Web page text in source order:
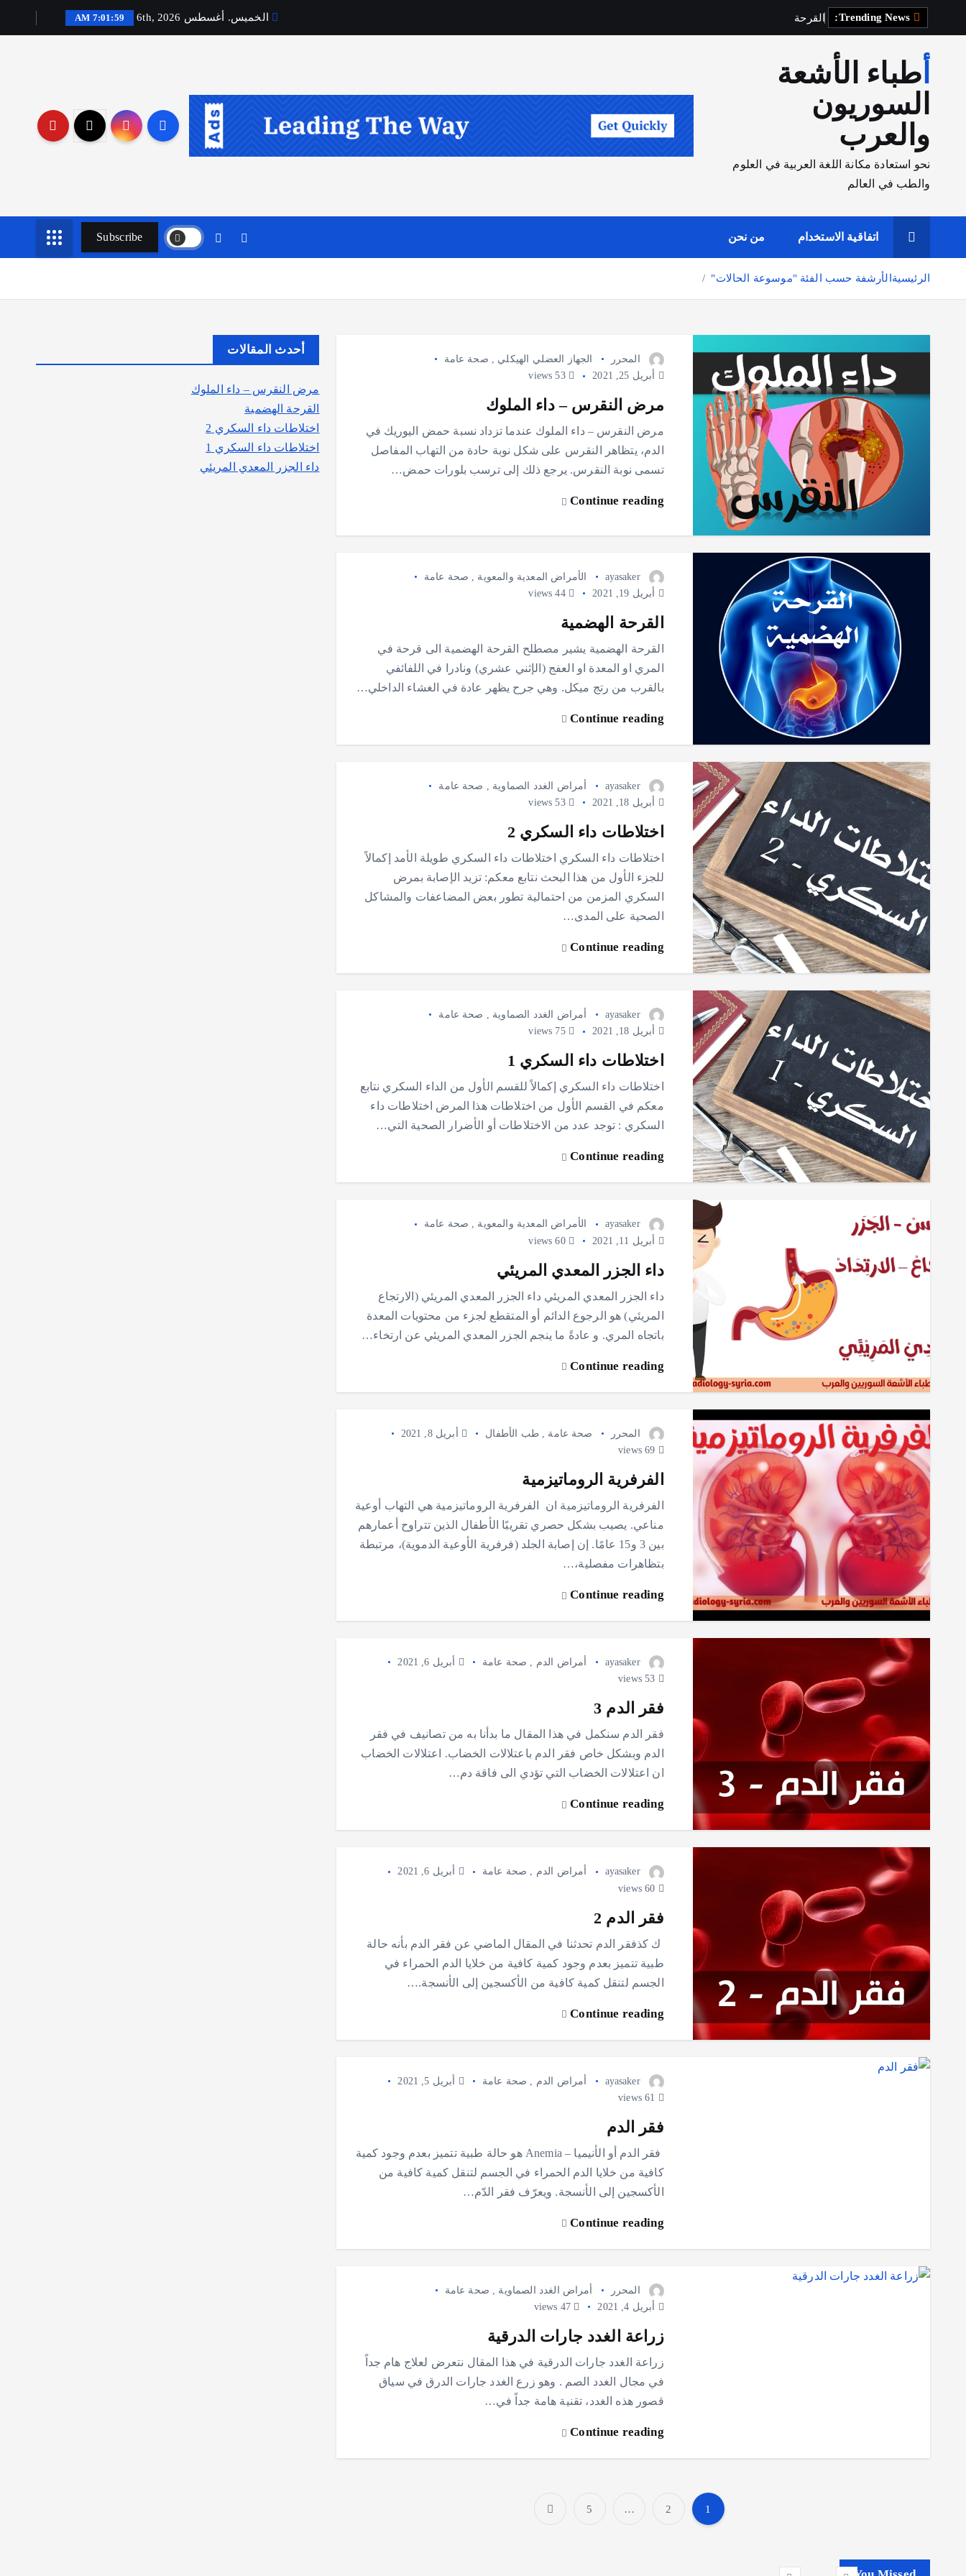
ح
و
لقر حة الخميس. أغسطس 6th, 2026 7:02:01 AM
السوريون
والعرب
نحو استعادة مكانة اللغة العربية في العلوم
والطب في العالم
اتفاقية الاستخدام من نحن Subscribe
الرئيسية الأرشفة حسب الفئة "موسوعة الحالات"
المحرر الجهاز العضلي الهيكلي , صحة عامة
أبريل 25, 2021
53 views
مرض النقرس – داء الملوك
مرض النقرس – داء الملوك عندما تزداد نسبة حمض اليوريك في
الدم، يتظاهر النقرس على شكل نوبة حادة من التهاب المفاصل
تسمى نوبة النقرس. يرجع ذلك إلى ترسب بلورات حمض…
Continue reading
ayasaker الأمراض المعدية والمعوية
صحة عامة
أبريل 19, 2021
44 views
القرحة الهضمية
القرحة الهضمية يشير مصطلح القرحة الهضمية الى قرحة في
المري او المعدة او العفج (الإثني عشري) ونادرا في اللفائفي
بالقرب من رتج ميكل. وهي جرح يظهر عادة في الغشاء الداخلي…
Continue reading
ayasaker أمراض الغدد الصماوية
صحة عامة
أبريل 18, 2021
53 views
اختلاطات داء السكري 2
اختلاطات داء السكري اختلاطات داء السكري طويلة الأمد إكمالاً
للجزء الأول من هذا البحث نتابع معكم: تزيد الإصابة بمرض
السكري المزمن من احتمالية تطور بعض المضاعفات والمشاكل
الصحية على المدى…
Continue reading
ayasaker أمراض الغدد الصماوية , صحة عامة
أبريل 18, 2021
75 views
اختلاطات داء السكري 1
اختلاطات داء السكري إكمالاً للقسم الأول من الداء السكري نتابع
معكم في القسم الأول من اختلاطات هذا المرض اختلاطات داء
السكري : توجد عدد من الاختلاطات أو الأضرار الصحية التي…
Continue reading
ayasaker الأمراض المعدية والمعوية , صحة عامة
أبريل 11, 2021
60 views
داء الجزر المعدي المريئي
داء الجزر المعدي المريئي داء الجزر المعدي المريئي (الارتجاع
المريئي) هو الرجوع الدائم أو المتقطع لجزء من محتويات المعدة
باتجاه المري. و عادةً ما ينجم الجزر المعدي المريئي عن ارتخاء…
Continue reading
المحرر صحة عامة ,طب الأطفال
أبريل 8, 2021
الفرفرية الروماتيزمية
الفرفرية الروماتيزمية ان الفرفرية الروماتيزمية هي التهاب أوعية
مناعي. يصيب بشكل حصري تقريبًا الأطفال الذين تتراوح أعمارهم
بين 3 و15 عامًا. إن إصابة الجلد (فرفرية الأوعية الدموية)، مرتبطة
بتظاهرات مفصلية،…
Continue reading
ayasaker أمراض الدم , صحة عامة
أبريل 6, 2021
فقر الدم 3
فقر الدم سنكمل في هذا المقال ما بدأنا به من تصانيف في فقر
الدم وبشكل خاص فقر الدم باعتلالات الخضاب. اعتلالات الخضاب
ان اعتلالات الخضاب التي تؤدي الى فاقة دم…
Continue reading
ayasaker أمراض الدم , صحة عامة
أبريل 6, 2021
فقر الدم 2
ك كذفقر الدم تحدثنا في المقال الماضي عن فقر الدم بأنه حالة
طبية تتميز بعدم وجود كمية كافية من خلايا الدم الحمراء في
الجسم لتنقل كمية كافية من الأكسجين إلى الأنسجة.…
Continue reading
ayasaker أمراض الدم صحة عامة
أبريل 5, 2021
فقر الدم
فقر الدم أو الأنيميا – Anemia هو حالة طبية تتميز بعدم وجود كمية
كافية من خلايا الدم الحمراء في الجسم لتنقل كمية كافية من
الأكسجين إلى الأنسجة. ويعرّف فقر الدّم…
Continue reading
المحرر أمراض الغدد الصماوية
صحة عامة
أبريل 4, 2021
47 views
زراعة الغدد جارات الدرقية
زراعة الغدد جارات الدرقية في هذا المقال نتعرض لعلاج هام جداً
في مجال الغدد الصم . وهو زرع الغدد جارات الدرق في سياق
قصور هذه الغدد، تقنية هامة جداً في…
Continue reading
1
2
…
5
أحدث المقالات
مرض النقرس – داء الملوك
القرحة الهضمية
اختلاطات داء السكري 2
اختلاطات داء السكري 1
داء الجزر المعدي المريئي